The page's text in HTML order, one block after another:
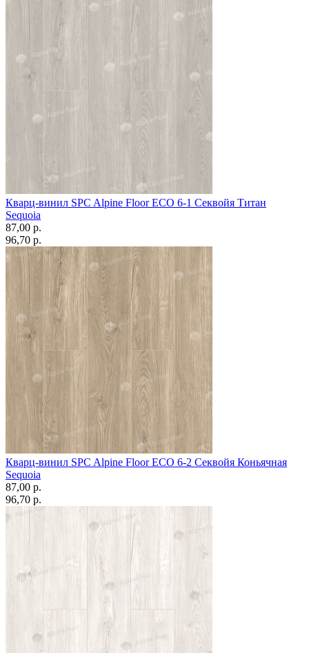
Кварц-винил SPC Alpine Floor ЕСО 6-1 Секвойя Титан
Sequoia
87,00 p.
96,70 p.
Кварц-винил SPC Alpine Floor ЕСО 6-2 Секвойя Коньячная
Sequoia
87,00 p.
96,70 p.